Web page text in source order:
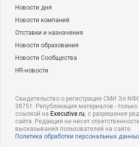
Новости дня
Новости компаний
Отставки и назначения
Новости образования
Новости Сообщества
HR-новости
Свидетельство о регистрации СМИ Эл
38751. Републикация материалов - только
ссылкой на Executive.ru, с разрешения
сайта. Редакция не несет
высказывания пользователей на сайте.
Политика обработки персональных